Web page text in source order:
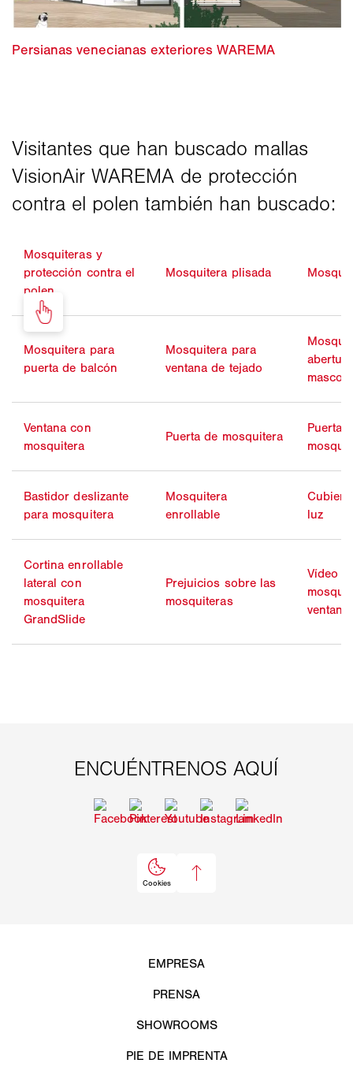
Mosquiteras y
protección contra el
polen
Mosquitera plisada
Mosquitera para
puerta de balcón
Mosquitera para
ventana de tejado
Ventana con
mosquitera
Puerta de mosquitera
Puerta
Bastidor deslizante
para mosquitera
Mosquitera
enrollable
luz
Cortina enrollable
lateral con
mosquitera
GrandSlide
Prejuicios sobre las
mosquiteras
Vídeo